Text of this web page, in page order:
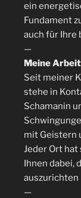
ein
Fundament
auch für Ihre
—
Meine Arbeit
Seit meiner
stehe in
Schamanin
mit Geistern
Jeder Ort
Ihnen dabei,
auszurichten
—